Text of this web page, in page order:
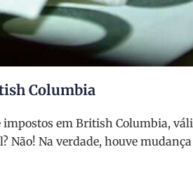
Columbia
impostos em British Columbia,
Não! Na verdade, houve